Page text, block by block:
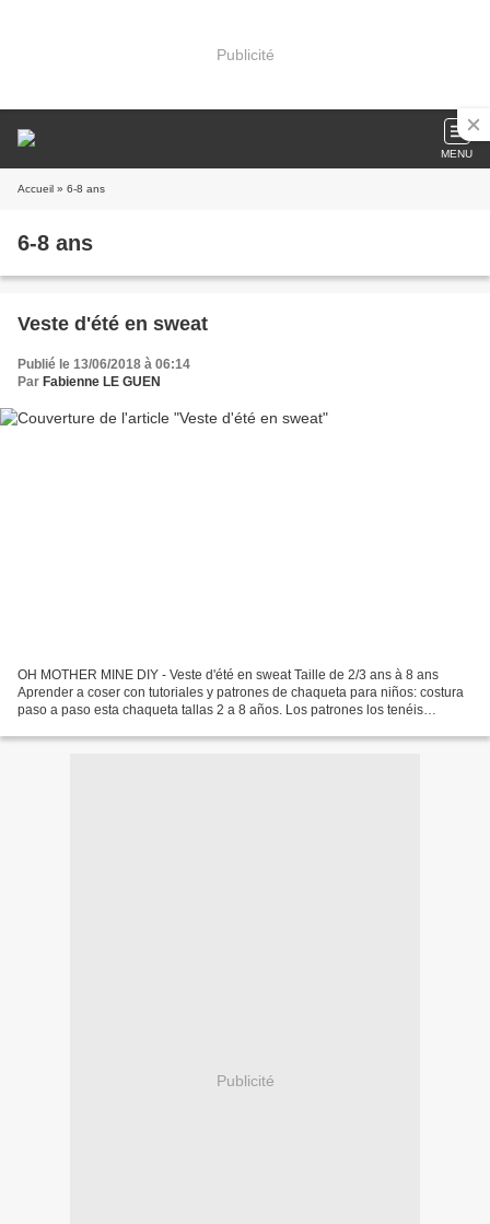
Publicité
MENU
Accueil » 6-8 ans
6-8 ans
Veste d'été en sweat
Publié le 13/06/2018 à 06:14
Par Fabienne LE GUEN
OH MOTHER MINE DIY - Veste d'été en sweat Taille de 2/3 ans à 8 ans
Aprender a coser con tutoriales y patrones de chaqueta para niños: costura
paso a paso esta chaqueta tallas 2 a 8 años. Los patrones los tenéis
Publicité